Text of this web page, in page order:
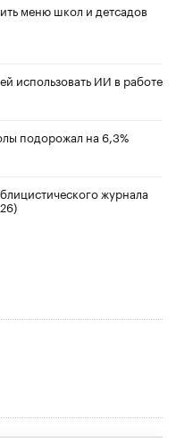
меню школ и детсадов
использовать ИИ в работе
подорожал на 6,3%
журнала